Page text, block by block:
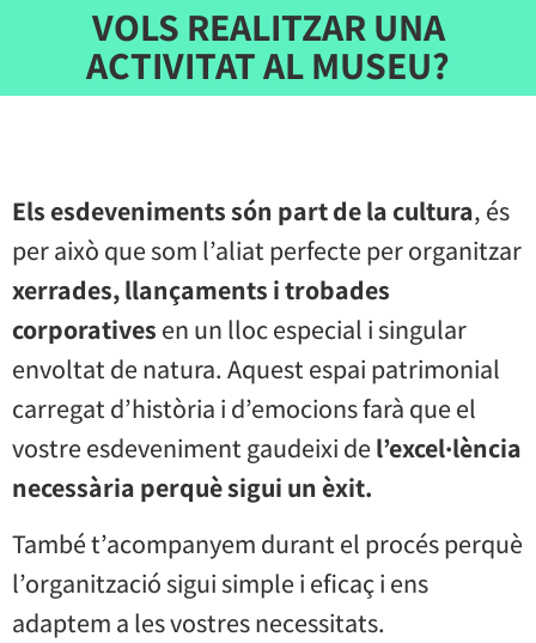
VOLS REALITZAR UNA
ACTIVITAT AL MUSEU?
Els esdeveniments són part de la cultura, és
per això que som l’aliat perfecte per organitzar
xerrades, llançaments i trobades
corporatives en un lloc especial i singular
envoltat de natura. Aquest espai patrimonial
carregat d’història i d’emocions farà que el
vostre esdeveniment gaudeixi de l’excel·lència
necessària perquè sigui un èxit.
També t’acompanyem durant el procés perquè
l’organització sigui simple i eficaç i ens
adaptem a les vostres necessitats.